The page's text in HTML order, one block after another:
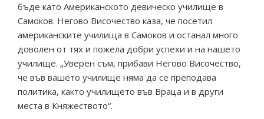
бъде като Американското девическо училище в
Самоков. Негово Височество каза, че посетил
американските училища в Самоков и останал много
доволен от тях и пожела добри успехи и на нашето
училище. „Уверен съм, прибави Негово Височество,
че във вашето училище няма да се преподава
политика, както училището във Враца и в други
места в Княжеството“.